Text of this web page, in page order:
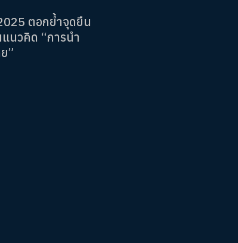
ตอกย้ำจุดยืน
นวคิด “การนำ
”